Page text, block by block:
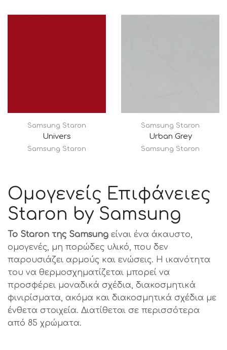
Samsung Staron
Univers
Samsung Staron
Samsung Staron
Urban Grey
Samsung Staron
Ομογενείς Επιφάνειες
Staron by Samsung
Το Staron της Samsung είναι ένα άκαυστο,
ομογενές, μη πορώδες υλικό, που δεν
παρουσιάζει αρμούς και ενώσεις. Η ικανότητα
του να θερμοσχηματίζεται μπορεί να
προσφέρει μοναδικά σχέδια, διακοσμητικά
φινιρίσματα, ακόμα και διακοσμητικά σχέδια με
ένθετα στοιχεία. Διατίθεται σε περισσότερα
από 85 χρώματα.